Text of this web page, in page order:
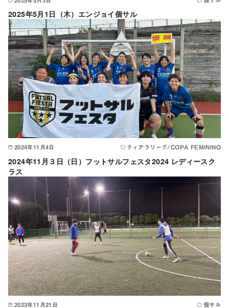
2025年5月1日（木）エンジョイ個サル
2024年11月4日 ティアラリーグ/COPA FEMININO
2024年11月３日（日）フットサルフェスタ2024 レディースク
ラス
2023年11月21日 個サル